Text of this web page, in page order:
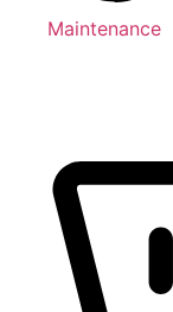
Maintenance